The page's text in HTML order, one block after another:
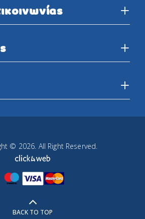
© 2026. All Right Reserved.
BACK TO TOP